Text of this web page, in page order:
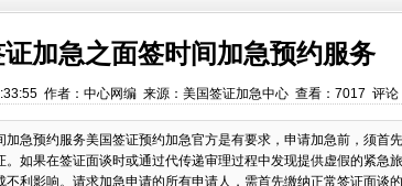
加急之面签时间加急预约服务
作者：中心网编 来源：美国签证加急中心 查看：7017 评论
加急预约服务美国签证预约加急官方是有要求，申请加急前，须首
如果在签证面谈时或通过代传递审理过程中发现提供虚假的紧急
利影响。请求加急申请的所有申请人，需首先缴纳正常签证面谈